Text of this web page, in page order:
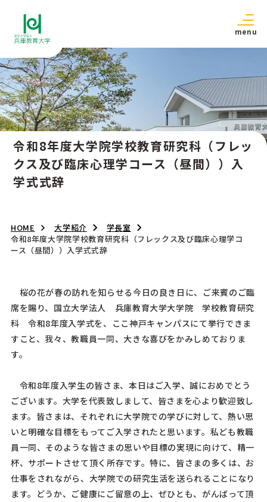
menu
令和8年度大学院学校教育研究科（フレッ
クス及び臨床心理学コース（昼間））入
学式式辞
HOME 大学紹介
学長室
令和8年度大学院学校教育研究科（フレックス及び臨床心理学コ
ース（昼間））入学式式辞
桜の花が春の訪れを知らせる今日の良き日に、ご来賓のご臨
席を賜り、国立大学法人 兵庫教育大学大学院 学校教育研究
科 令和8年度入学式を、ここ神戸キャンパスにて挙行できま
すこと、我々、教職員一同、大きな喜びをかみしめておりま
す。
令和8年度入学生の皆さま、本日はご入学、誠におめでとう
ございます。大学を代表致しまして、皆さまを心より歓迎致し
ます。皆さまは、それぞれに大学院での学びに対して、熱い思
いと明確な目標をもってご入学されたと思います。私ども教職
員一同、そのような皆さまの思いや目標の実現に向けて、精一
杯、サポートさせて頂く所存です。特に、皆さまの多くは、お
仕事をされながら、大学院での研究生活を送られることになり
ます。どうか、ご健康にご留意の上、ぜひとも、がんばって頂